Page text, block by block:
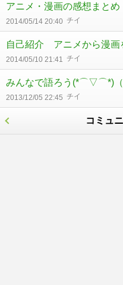
アニメ・漫画の感想まとめ
2014/05/14 20:40 チイ
自己紹介 アニメから漫画
2014/05/10 21:41 チイ
みんなで語ろう(*⌒▽⌒*)
2013/12/05 22:45 チイ
コミュ